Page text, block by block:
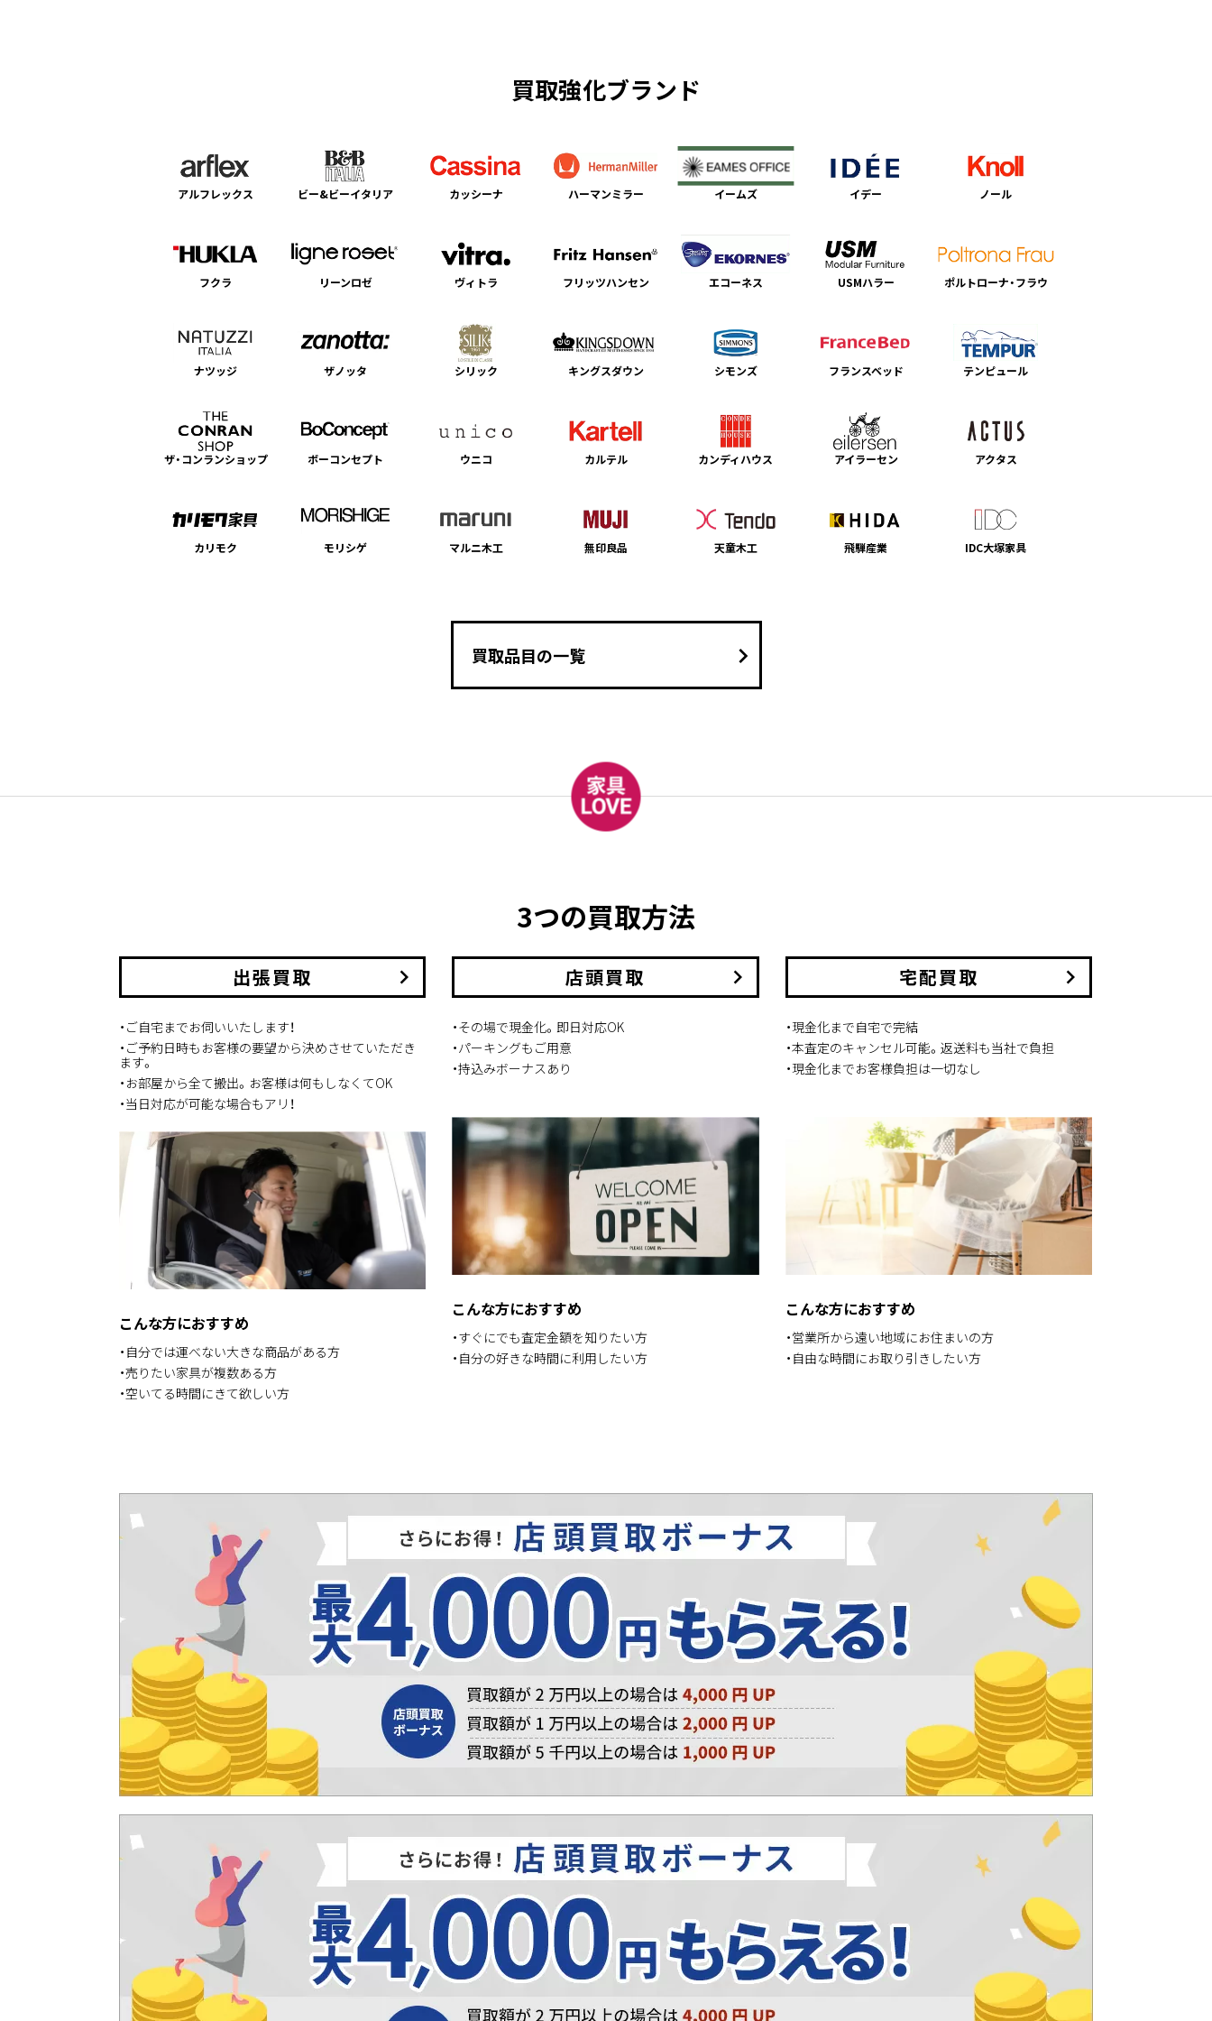
買取強化ブランド
アルフレックス ビー&ビーイタリア カッシーナ ハーマンミラー イームズ イデー ノール
フクラ リーンロゼ ヴィトラ フリッツハンセン エコーネス USMハラー ポルトローナ・フラウ
ナツッジ ザノッタ シリック キングスダウン シモンズ フランスベッド テンピュール
ザ・コンランショップ ボーコンセプト ウニコ カルテル カンディハウス アイラーセン アクタス
カリモク モリシゲ マルニ木工 無印良品 天童木工 飛騨産業 IDC大塚家具
買取品目の一覧 keyboard_arrow_right
3つの買取方法
出張買取 keyboard_arrow_right
・ご自宅までお伺いいたします！
・ご予約日時もお客様の要望から決めさせていただき
ます。
・お部屋から全て搬出。お客様は何もしなくてOK
・当日対応が可能な場合もアリ！
こんな方におすすめ
・自分では運べない大きな商品がある方
・売りたい家具が複数ある方
・空いてる時間にきて欲しい方
店頭買取 keyboard_arrow_right
・その場で現金化。即日対応OK
・パーキングもご用意
・持込みボーナスあり
こんな方におすすめ
・すぐにでも査定金額を知りたい方
・自分の好きな時間に利用したい方
宅配買取 keyboard_arrow_right
・現金化まで自宅で完結
・本査定のキャンセル可能。返送料も当社で負担
・現金化までお客様負担は一切なし
こんな方におすすめ
・営業所から遠い地域にお住まいの方
・自由な時間にお取り引きしたい方